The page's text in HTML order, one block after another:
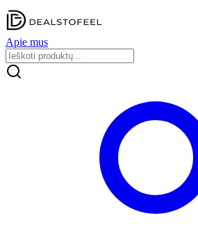
Apie mus